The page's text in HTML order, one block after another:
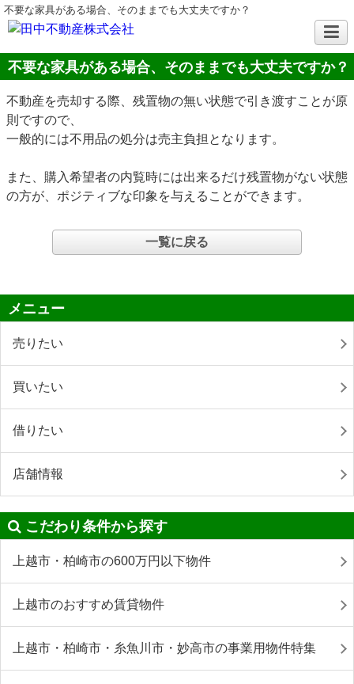
不要な家具がある場合、そのままでも大丈夫ですか？
不要な家具がある場合、そのままでも大丈夫ですか？
不動産を売却する際、残置物の無い状態で引き渡すことが原
則ですので、
一般的には不用品の処分は売主負担となります。
また、購入希望者の内覧時には出来るだけ残置物がない状態
の方が、ポジティブな印象を与えることができます。
一覧に戻る
メニュー
売りたい
買いたい
借りたい
店舗情報
こだわり条件から探す
上越市・柏崎市の600万円以下物件
上越市のおすすめ賃貸物件
上越市・柏崎市・糸魚川市・妙高市の事業用物件特集